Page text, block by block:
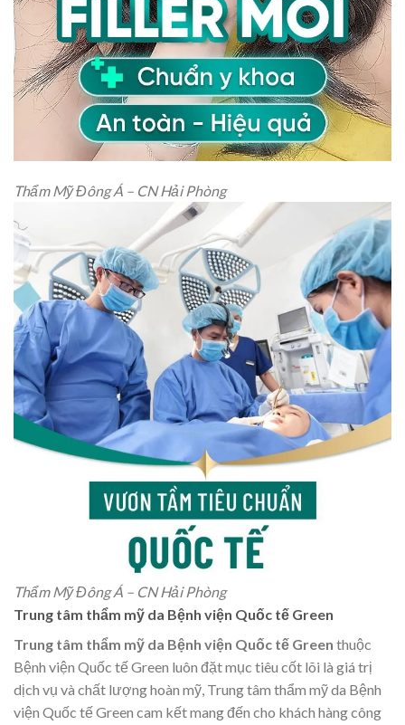
Thẩm Mỹ Đông Á – CN Hải Phòng
Thẩm Mỹ Đông Á – CN Hải Phòng
Trung tâm thẩm mỹ da Bệnh viện Quốc tế Green
Trung tâm thẩm mỹ da Bệnh viện Quốc tế Green thuộc
Bệnh viện Quốc tế Green luôn đặt mục tiêu cốt lõi là giá trị
dịch vụ và chất lượng hoàn mỹ, Trung tâm thẩm mỹ da Bệnh
viện Quốc tế Green cam kết mang đến cho khách hàng công